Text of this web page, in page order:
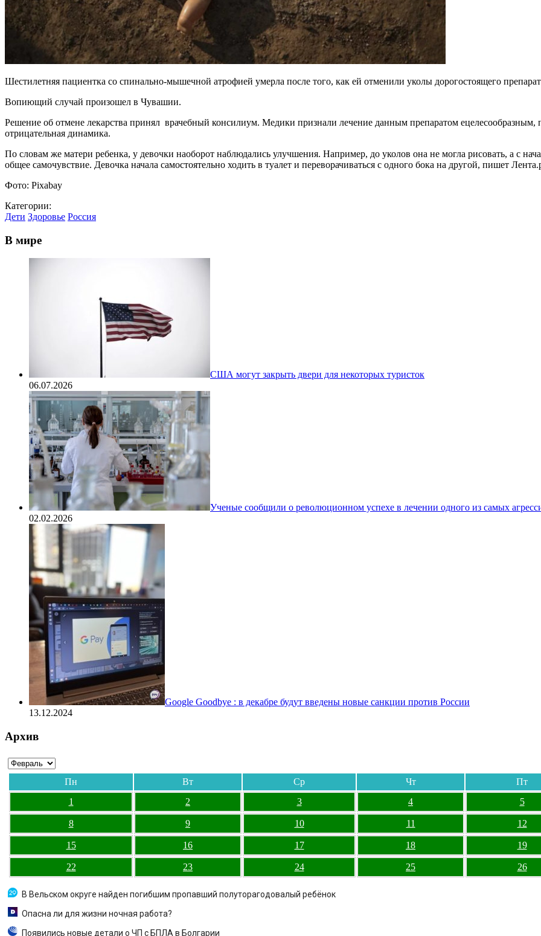
Шестилетняя пациентка со спинально-мышечной атрофией умерла после того, как ей отменили уколы дорогостоящего
Вопиющий случай произошел в Чувашии.
Решение об отмене лекарства принял врачебный консилиум. Медики признали лечение данным препаратом ецелесообразным,
отрицательная динамика.
По словам же матери ребенка, у девочки наоборот наблюдались улучшения. Например, до уколов она не могла рисовать, а с
общее самочувствие. Девочка начала самостоятельно ходить в туалет и переворачиваться с одного бока на другой, пишет
Фото: Pixabay
Категории:
Дети Здоровье Россия
В мире
США могут закрыть двери для некоторых туристок
06.07.2026
Ученые сообщили о революционном успехе в лечении одного из самых
02.02.2026
Google Goodbye : в декабре будут введены новые санкции против России
13.12.2024
Архив
Пн Вт Ср Чт Пт
1
2 3 4 5
8 9 10 11 12
15 16 17 18 19
22 23 24 25 26
В Вельском округе найден погибшим пропавший полуторагодовалый ребёнок
Опасна ли для жизни ночная работа?
Появились новые детали о ЧП с БПЛА в Болгарии